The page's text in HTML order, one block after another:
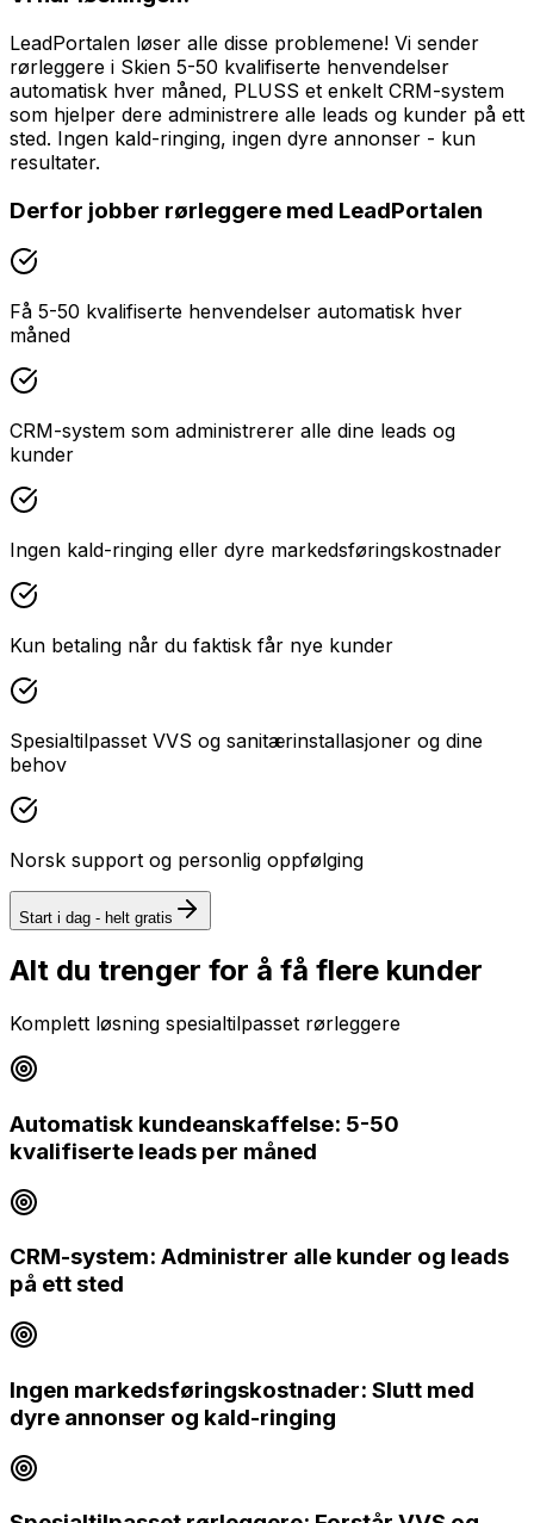
LeadPortalen løser alle disse problemene! Vi sender
rørleggere i Skien 5-50 kvalifiserte henvendelser
automatisk hver måned, PLUSS et enkelt CRM-system
som hjelper dere administrere alle leads og kunder på ett
sted. Ingen kald-ringing, ingen dyre annonser - kun
resultater.
Derfor jobber rørleggere med LeadPortalen
Få 5-50 kvalifiserte henvendelser automatisk hver
måned
CRM-system som administrerer alle dine leads og
kunder
Ingen kald-ringing eller dyre markedsføringskostnader
Kun betaling når du faktisk får nye kunder
Spesialtilpasset VVS og sanitærinstallasjoner og dine
behov
Norsk support og personlig oppfølging
Start i dag - helt gratis
Alt du trenger for å få flere kunder
Komplett løsning spesialtilpasset rørleggere
Automatisk kundeanskaffelse: 5-50
kvalifiserte leads per måned
CRM-system: Administrer alle kunder og leads
på ett sted
Ingen markedsføringskostnader: Slutt med
dyre annonser og kald-ringing